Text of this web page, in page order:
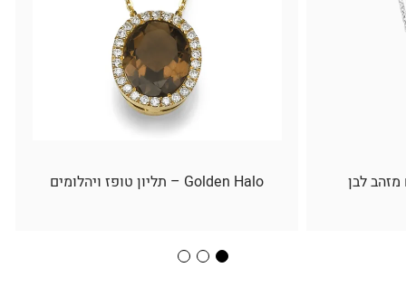
מזהב לבן Golden Halo – תליון טופז ויהלומים